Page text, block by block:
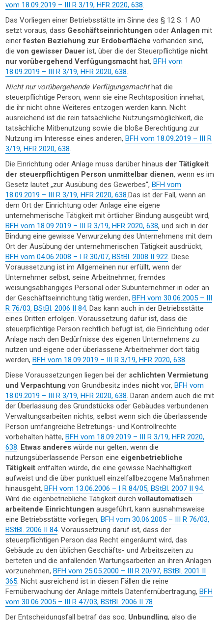
vom 18.09.2019 – III R 3/19, HFR 2020, 638.
Das Vorliegen einer Betriebsstätte im Sinne des § 12 S. 1 AO
setzt voraus, dass GeschäftseinrichtungenoderAnlagenmit
einerfesten Beziehung zur Erdoberflächevorhanden sind,
dievon gewisser Dauer ist, über die der Steuerpflichtige nicht
nur vorübergehend Verfügungsmacht hat,BFH vom
18.09.2019 – III R 3/19, HFR 2020, 638.
Nicht nur vorübergehende Verfügungsmachthat die
steuerpflichtige Person, wenn sie eine Rechtsposition innehat,
die ihr nicht ohne Weiteres entzogen werden kann. Nicht
ausreichend ist die rein tatsächliche Nutzungsmöglichkeit, die
tatsächliche Mitbenutzung sowie die bloße Berechtigung zur
Nutzung im Interesse eines anderen,BFH vom 18.09.2019 – III R
3/19, HFR 2020, 638.
Die Einrichtung oder Anlage muss darüber hinaus der Tätigkeit
der steuerpflichtigen Person unmittelbar dienen, wenn es im
Gesetz lautet „zur Ausübung des Gewerbes“,BFH vom
18.09.2019 – III R 3/19, HFR 2020, 638.Das ist der Fall, wenn an
dem Ort der Einrichtung oder Anlage eine eigene
unternehmerische Tätigkeit mit örtlicher Bindung ausgeübt wird,
BFH vom 18.09.2019 – III R 3/19, HFR 2020, 638, und sich in der
Bindung eine gewisse Verwurzelung des Unternehmens mit dem
Ort der Ausübung der unternehmerischen Tätigkeit ausdrückt,
BFH vom 04.06.2008 – I R 30/07, BStBl. 2008 II 922. Diese
Voraussetzung ist im Allgemeinen nur erfüllt, wenn der
Unternehmer selbst, seine Arbeitnehmer, fremdes
weisungsabhängiges Personal oder Subunternehmer in oder an
der Geschäftseinrichtung tätig werden,BFH vom 30.06.2005 – III
R 76/03, BStBl. 2006 II 84. Das kann auch in der Betriebsstätte
eines Dritten erfolgen. Voraussetzung dafür ist, dass die
steuerpflichtige Person rechtlich befugt ist, die Einrichtung oder
Anlage nach den Bedürfnisse des eigenen Unternehmens zu
nutzen und eigene oder überlassene Arbeitnehmer dort tätig
werden,BFH vom 18.09.2019 – III R 3/19, HFR 2020, 638.
Diese Voraussetzungen liegen bei der schlichten Vermietung
und Verpachtung von Grundbesitz indes nichtvor,BFH vom
18.09.2019 – III R 3/19, HFR 2020, 638. Daran ändern auch die mit
der Überlassung des Grundstücks oder Gebäudes verbundenen
Verwaltungsarbeiten nichts, selbst wenn sich die überlassende
Person umfangreiche Betretungs- und Kontrollrechte
vorbehalten hätte,BFH vom 18.09.2019 – III R 3/19, HFR 2020,
638. Etwas anderes würde nur gelten, wenn die
nutzungsüberlassende Person eine eigenbetriebliche
Tätigkeit entfalten würde, die eine gewisse Nachhaltigkeit
aufweist und die über punktuell einzelfallbezogene Maßnahmen
hinausgeht,BFH vom 13.06.2006 – I R 84/05, BStBl. 2007 II 94.
Wird die eigenbetriebliche Tätigkeit durchvollautomatisch
arbeitende Einrichtungenausgeführt, kann ausnahmsweise
eine Betriebsstätte vorliegen,BFH vom 30.06.2005 – III R 76/03,
BStBl. 2006 II 84. Voraussetzung darüf ist, dass der
steuerpflichtigen Person das Recht eingeräumt wird, das
Gebäude zu den üblichen Geschäfts- und Arbeitszeiten zu
berteten und die anfallenden Wartungsarbeiten an ihren Anlagen
vorzunehmen,BFH vom 25.05.2000 – III R 20/97, BStBl. 2001 II
365. Nicht ausreichend ist in diesen Fällen die reine
Fernüberwachung der Anlage mittels Datenfernübertragung,BFH
vom 30.06.2005 – III R 47/03, BStBl. 2006 II 78.
Der Entscheidungsfall betraf das sog. Unbundling, also die